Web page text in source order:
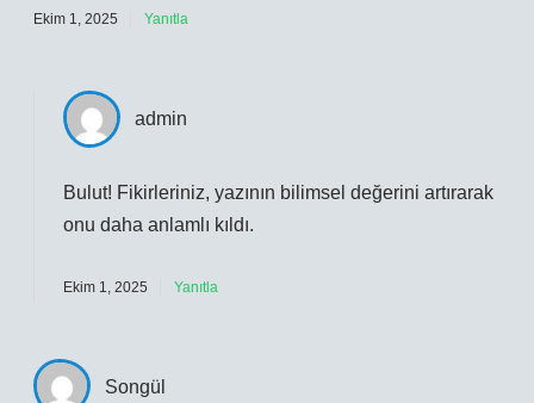
Ekim 1, 2025 Yanıtla
admin
Bulut! Fikirleriniz, yazının bilimsel değerini artırarak
onu daha anlamlı kıldı.
Ekim 1, 2025 Yanıtla
Songül